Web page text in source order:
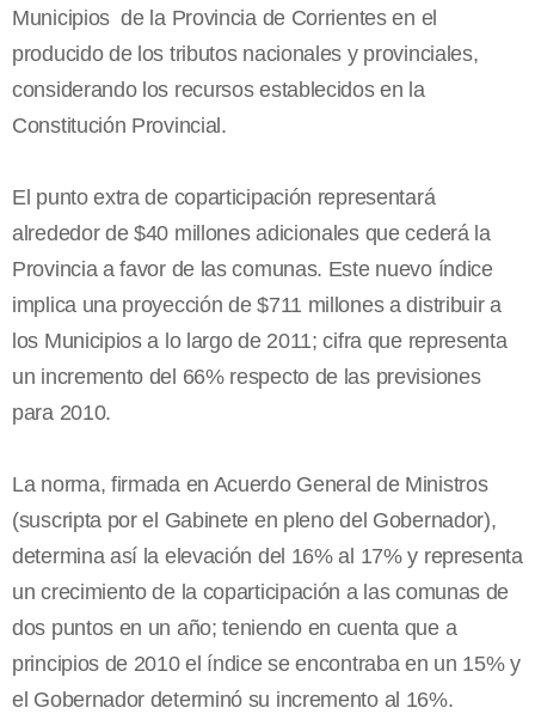
Municipios de la Provincia de Corrientes en el
producido de los tributos nacionales y provinciales,
considerando los recursos establecidos en la
Constitución Provincial.
El punto extra de coparticipación representará
alrededor de $40 millones adicionales que cederá la
Provincia a favor de las comunas. Este nuevo índice
implica una proyección de $711 millones a distribuir a
los Municipios a lo largo de 2011; cifra que representa
un incremento del 66% respecto de las previsiones
para 2010.
La norma, firmada en Acuerdo General de Ministros
(suscripta por el Gabinete en pleno del Gobernador),
determina así la elevación del 16% al 17% y representa
un crecimiento de la coparticipación a las comunas de
dos puntos en un año; teniendo en cuenta que a
principios de 2010 el índice se encontraba en un 15% y
el Gobernador determinó su incremento al 16%.